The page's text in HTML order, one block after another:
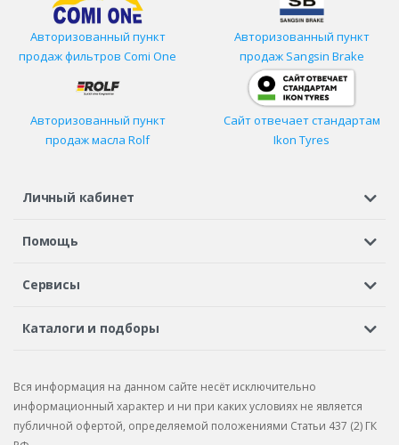
Авторизованный пункт
продаж фильтров Comi One
Авторизованный пункт
продаж Sangsin Brake
Авторизованный пункт
продаж масла Rolf
Сайт отвечает стандартам
Ikon Tyres
Личный кабинет
Регистрация или вход
Помощь
Шины в кредит
Сервисы
Автосервисы
Бонусная программа
Рекламации по услугам
Каталоги и подборы
Подбор запчастей
Каталог запчастей
Вся информация на данном сайте несёт исключительно
информационный характер и ни при каких условиях не является
публичной офертой, определяемой положениями Статьи 437 (2) ГК